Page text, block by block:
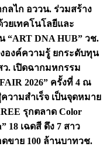
ลไก อววน. ร่วมสร้าง
ยเทคโนโลยีและ
“ART DNA HUB” วช.
องค์ความรู้ ยกระดับทุน
ว. เปิดฉากมหกรรม
2026” ครั้งที่ 4 ณ
วามสำเร็จ เป็นจุดหมาย
รุกตลาด Color
18 เฉดสี ดึง 7 สาว
ดขาย 100 ล้านบาทวช.